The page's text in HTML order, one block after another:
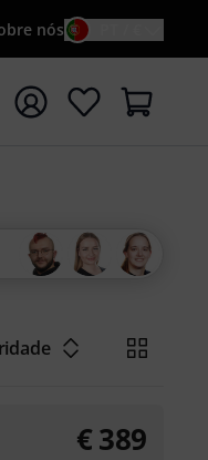
nós
{searchTerm}
€389